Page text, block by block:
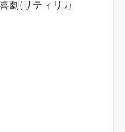
劇(サティリカ